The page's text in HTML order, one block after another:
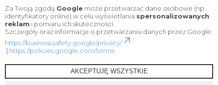
Za Twoją zgodą Google może przetwarzać dane osobowe (np.
identyfikatory online) w celu wyświetlania spersonalizowanych
reklam i pomiaru ich skuteczności.
Szczegóły oraz informacje o przetwarzaniu danych przez Google:
https://business.safety.google/privacy/
| https://policies.google.com/terms
AKCEPTUJĘ WSZYSTKIE
2020 © Wszelkie Prawa Zastrzeżone |KEYfabrics
Projekt i oprogramowanie sklepu: